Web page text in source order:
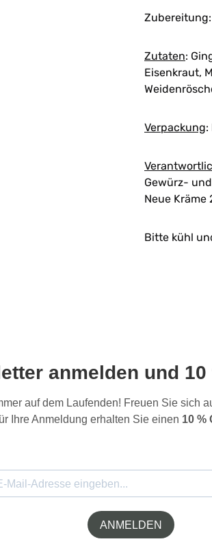
Zubereitung:
Zutaten:
Eisenkraut,
Verpackung:
Gewürz-
Neue Kräme
Bitte kühl
anmelden und
auf dem Laufenden! Freuen Sie sich
Ihre Anmeldung erhalten Sie einen 10 %
ANMELDEN